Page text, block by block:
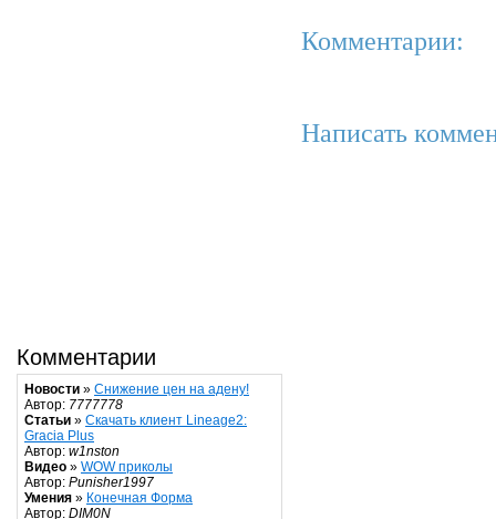
Комментарии
Новости » Снижение цен на адену!
Автор: 7777778
Статьи » Скачать клиент Lineage2:
Gracia Plus
Автор: w1nston
Видео » WOW приколы
Автор: Punisher1997
Умения » Конечная Форма
Автор: DIM0N
Комментарии:
Написать